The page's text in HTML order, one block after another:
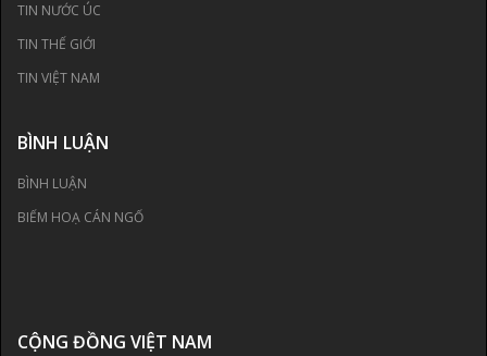
TIN NƯỚC ÚC
TIN THẾ GIỚI
TIN VIỆT NAM
BÌNH LUẬN
BÌNH LUẬN
BIẾM HOẠ CÁN NGỐ
CỘNG ĐỒNG VIỆT NAM